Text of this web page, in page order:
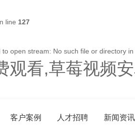
line 127
open stream: No such file or directory in
看,草莓视频
客户案例 人才招聘 新闻资讯